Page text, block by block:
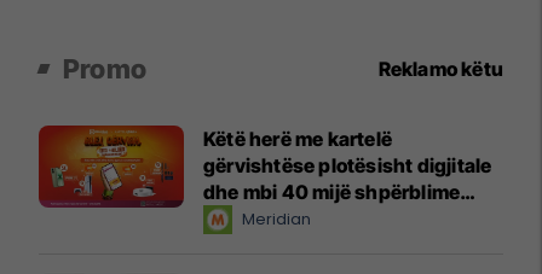
Promo Reklamo këtu
Këtë herë me kartelë
gërvishtëse plotësisht digjitale
dhe mbi 40 mijë shpërblime
instant!Meridian